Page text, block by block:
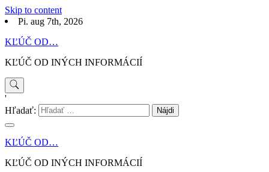
Skip to content
Pi. aug 7th, 2026
KĽÚČ OD…
KĽÚČ OD INÝCH INFORMÁCIÍ
'
Hľadať:
KĽÚČ OD…
KĽÚČ OD INÝCH INFORMÁCIÍ